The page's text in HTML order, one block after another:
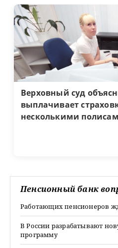
Верховный суд
выплачивает
несколькими
Пенсионный банк
Работающих пенсионеров
В России разрабатывают
программу